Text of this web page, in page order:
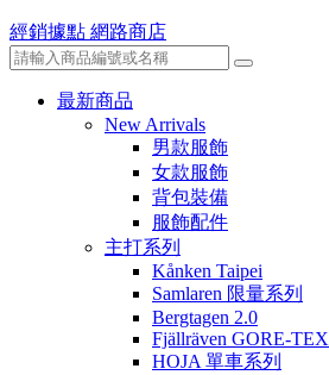
經銷據點 網路商店
最新商品
New Arrivals
男款服飾
女款服飾
背包裝備
服飾配件
主打系列
Kånken Taipei
Samlaren 限量系列
Bergtagen 2.0
Fjällräven GORE-TEX
HOJA 單車系列